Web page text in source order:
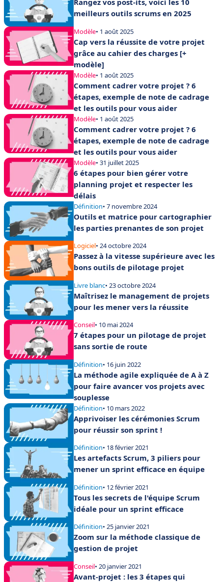
Rangez vos post-its, voici les 10
meilleurs outils scrums en 2025
Modèle• 1 août 2025
Cap vers la réussite de votre projet
grâce au cahier des charges [+
modèle]
Modèle• 1 août 2025
Comment cadrer votre projet ? 6
étapes, exemple de note de cadrage
et les outils pour vous aider
Modèle• 1 août 2025
Comment cadrer votre projet ? 6
étapes, exemple de note de cadrage
et les outils pour vous aider
Modèle• 31 juillet 2025
6 étapes pour bien gérer votre
planning projet et respecter les
délais
Définition• 7 novembre 2024
Outils et matrice pour cartographier
les parties prenantes de son projet
Logiciel• 24 octobre 2024
Passez à la vitesse supérieure avec les
bons outils de pilotage projet
Livre blanc• 23 octobre 2024
Maîtrisez le management de projets
pour les mener vers la réussite
Conseil• 10 mai 2024
7 étapes pour un pilotage de projet
sans sortie de route
Définition• 16 juin 2022
La méthode agile expliquée de A à Z
pour faire avancer vos projets avec
souplesse
Définition• 10 mars 2022
Apprivoiser les cérémonies Scrum
pour réussir son sprint !
Définition• 18 février 2021
Les artefacts Scrum, 3 piliers pour
mener un sprint efficace en équipe
Définition• 12 février 2021
Tous les secrets de l'équipe Scrum
idéale pour un sprint efficace
Définition• 25 janvier 2021
Zoom sur la méthode classique de
gestion de projet
Conseil• 20 janvier 2021
Avant-projet : les 3 étapes qui